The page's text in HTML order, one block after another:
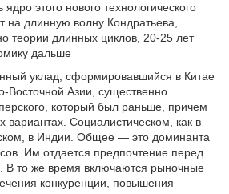
этого нового технологического
на длинную волну Кондратьева,
теории длинных циклов, 20-25 лет
дальше
уклад, сформировавшийся в Китае
Восточной Азии, существенно
который был раньше, причем
вариантах. Социалистическом, как в
в Индии. Общее — это доминанта
Им отдается предпочтение перед
В то же время включаются рыночные
конкуренции, повышения